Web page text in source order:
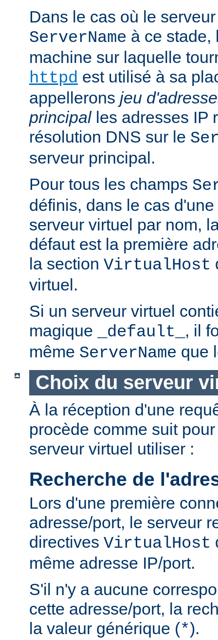
Dans le cas où le
ServerName à ce stade,
machine sur laquelle
httpd est utilisé à sa
appellerons jeu
principalles adresses IP
résolution DNS sur le
serveur principal.
Pour tous les champs
définis, dans le cas
serveur virtuel par nom,
défaut est la première
la section VirtualHost
virtuel.
Si un serveur virtuel
magique
_default_ , il
même ServerName que
Choix du serveur
À la réception d'une
procède comme suit
serveur virtuel utiliser :
Recherche de
Lors d'une première
adresse/port, le serveur
directives VirtualHost
même adresse IP/port.
S'il n'y a aucune
cette adresse/port, la
la valeur générique (*).